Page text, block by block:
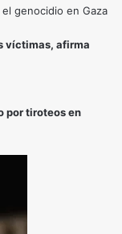
víctimas, afirma
por tiroteos en